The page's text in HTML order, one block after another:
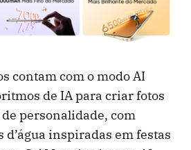
contam com o modo AI
de IA para criar fotos
personalidade, com
d’água inspiradas em festas